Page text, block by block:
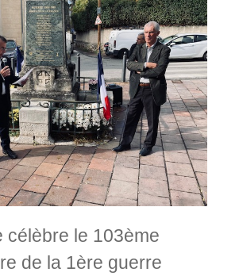
célèbre le 103ème
de la 1ère guerre